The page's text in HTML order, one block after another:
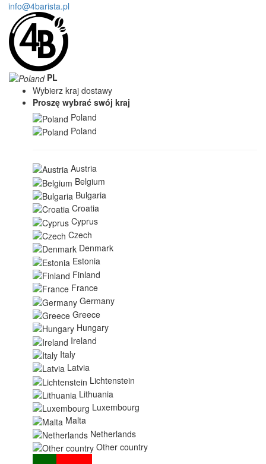
info@4barista.pl
PL
Wybierz kraj dostawy
Proszę wybrać swój kraj
Poland
Poland
Austria
Belgium
Bulgaria
Croatia
Cyprus
Czech
Denmark
Estonia
Finland
France
Germany
Greece
Hungary
Ireland
Italy
Latvia
Lichtenstein
Lithuania
Luxembourg
Malta
Netherlands
Other country